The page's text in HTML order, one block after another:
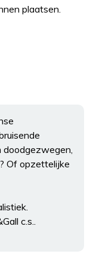
plaatsen.
doodgezwegen,
Of opzettelijke
c.s..